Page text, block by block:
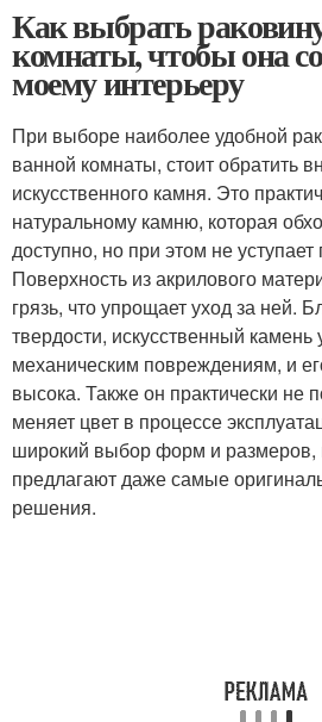
Как выбрать
комнаты, чтобы она
моему интерьеру
При выборе наиболее удобной
ванной комнаты, стоит обратить
искусственного камня. Это
натуральному камню, которая
доступно, но при этом не
Поверхность из акрилового
грязь, что упрощает уход за ней.
твердости, искусственный камень
механическим повреждениям, и
высока. Также он практически не
меняет цвет в процессе
широкий выбор форм и размеров,
предлагают даже самые
решения.